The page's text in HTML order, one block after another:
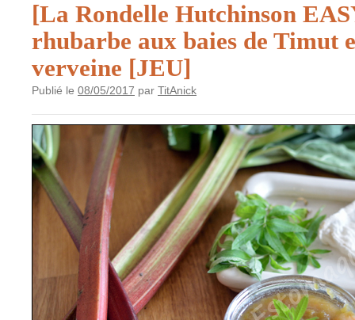
[La Rondelle Hutchinson
rhubarbe aux baies de Timut
verveine [JEU]
Publié le 08/05/2017 par TitAnick